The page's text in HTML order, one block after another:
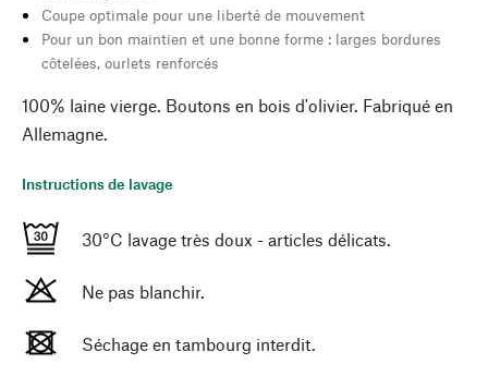
Coupe optimale pour une liberté de mouvement
Pour un bon maintien et une bonne forme : larges bordures
côtelées, ourlets renforcés
100% laine vierge. Boutons en bois d'olivier. Fabriqué en
Allemagne.
Instructions de lavage
30°C lavage très doux - articles délicats.
Ne pas blanchir.
Séchage en tambourg interdit.